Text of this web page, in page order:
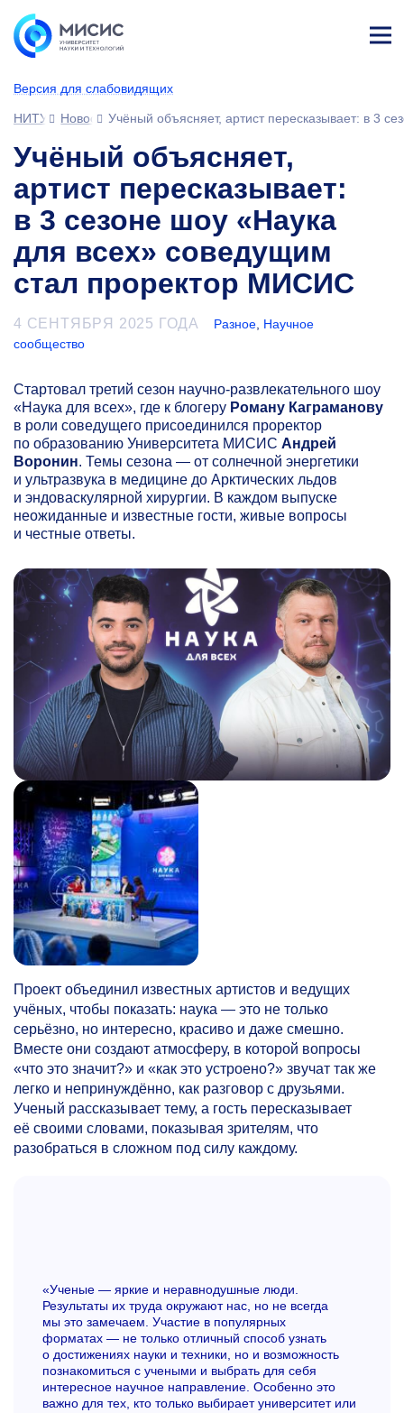
Версия для слабовидящих
ине
НИТУ МИСИС
НовостиУчёный объясняет, артист пересказывает: в 3
Учёный объясняет,
артист пересказывает:
в 3 сезоне шоу «Наука
для всех» соведущим
стал проректор МИСИС
4 СЕНТЯБРЯ 2025 ГОДА Разное Научное
сообщество
Cтартовал третий сезон научно-развлекательного шоу
«Наука для всех», где к блогеру Роману Каграманову
в роли соведущего присоединился проректор
по образованию Университета МИСИС Андрей
Воронин. Темы сезона — от солнечной энергетики
и ультразвука в медицине до Арктических льдов
и эндоваскулярной хирургии. В каждом выпуске
неожиданные и известные гости, живые вопросы
и честные ответы.
Проект объединил известных артистов и ведущих
учёных, чтобы показать: наука — это не только
серьёзно, но интересно, красиво и даже смешно.
Вместе они создают атмосферу, в которой вопросы
«что это значит?» и «как это устроено?» звучат так же
легко и непринуждённо, как разговор с друзьями.
Ученый рассказывает тему, а гость пересказывает
её своими словами, показывая зрителям, что
разобраться в сложном под силу каждому.
«Ученые — яркие и неравнодушные люди.
Результаты их труда окружают нас, но не всегда
мы это замечаем. Участие в популярных
форматах — не только отличный способ узнать
о достижениях науки и техники, но и возможность
познакомиться с учеными и выбрать для себя
интересное научное направление. Особенно это
важно для тех, кто только выбирает университет или